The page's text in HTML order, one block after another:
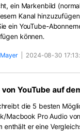
ein Markenbild
Kanal
ein YouTube-
können.
2024-08-30
YouTube auf
die 5 besten
Macbook Pro Audio
enthält er eine